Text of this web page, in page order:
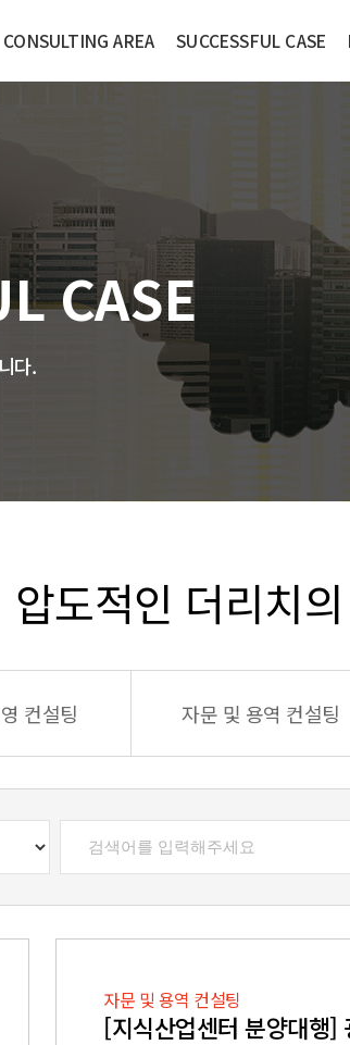
CONSULTING AREA SUCCESSFUL CASE
CASE
다.
압도적인 더리치의
컨설팅 자문 및 용역 컨설팅
자문 및 용역 컨설팅
[지식산업센터 분양대행]